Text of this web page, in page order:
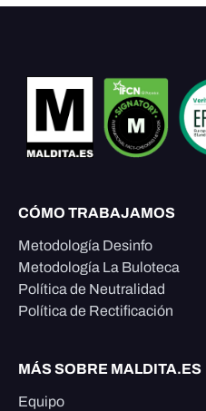
CÓMO TRABAJAMOS
Metodología Desinfo
Metodología La Buloteca
Política de Neutralidad
Política de Rectificación
MÁS SOBRE MALDITA.ES
Equipo